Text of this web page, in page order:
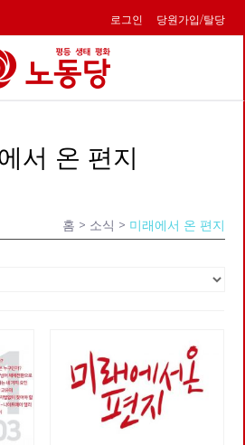
로그인 당원가입/탈당
서 온 편지
홈 > 소식 > 미래에서 온 편지